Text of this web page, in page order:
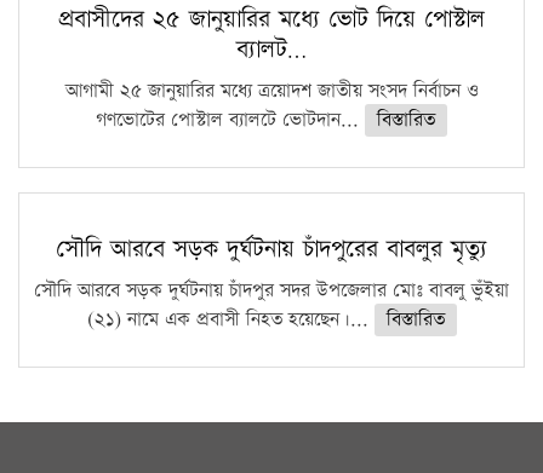
প্রবাসীদের ২৫ জানুয়ারির মধ্যে ভোট দিয়ে পোস্টাল
ব্যালট…
আগামী ২৫ জানুয়ারির মধ্যে ত্রয়োদশ জাতীয় সংসদ নির্বাচন ও
গণভোটের পোস্টাল ব্যালটে ভোটদান...
বিস্তারিত
সৌদি আরবে সড়ক দুর্ঘটনায় চাঁদপুরের বাবলুর মৃত্যু
সৌদি আরবে সড়ক দুর্ঘটনায় চাঁদপুর সদর উপজেলার মোঃ বাবলু ভুঁইয়া
(২১) নামে এক প্রবাসী নিহত হয়েছেন।...
বিস্তারিত